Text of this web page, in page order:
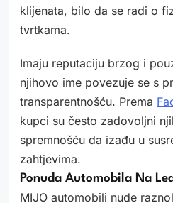
klijenata, bilo da se radi o
tvrtkama.
Imaju reputaciju brzog i
njihovo ime povezuje se s
transparentnošću. Prema
kupci su često zadovoljni
spremnošću da izađu u
zahtjevima.
Ponuda Automobila Na
MIJO automobili nude